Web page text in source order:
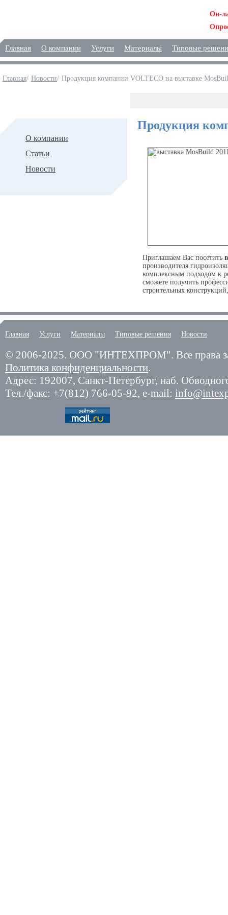
Он-
Главная О компании Услуги Материалы Типовые
Главная/ Новости/ Продукция компании VOLTECO на выставке
О компании
Статьи
Новости
Продукция
Приглашаем Вас посетить
производителя
комплексным подходом к
сможете получить
строительных
Главная Услуги Материалы Типовые решения Новости
© 2006-2025. ООО "ИНТЕХПРОМ". Все права
Политика конфиденциальности.
Адрес: 192007, Санкт-Петербург, наб.
Тел./факс: +7(812) 766-05-92, e-mail: